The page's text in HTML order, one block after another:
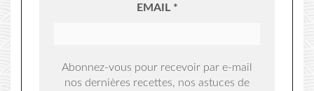
EMAIL *
Abonnez-vous pour recevoir par e-mail
nos dernières recettes, nos astuces de